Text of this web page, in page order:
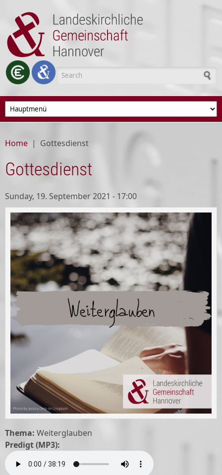
Search form
Home | Gottesdienst
Gottesdienst
Sunday, 19. September 2021 - 17:00
Thema: Weiterglauben
Predigt (MP3):